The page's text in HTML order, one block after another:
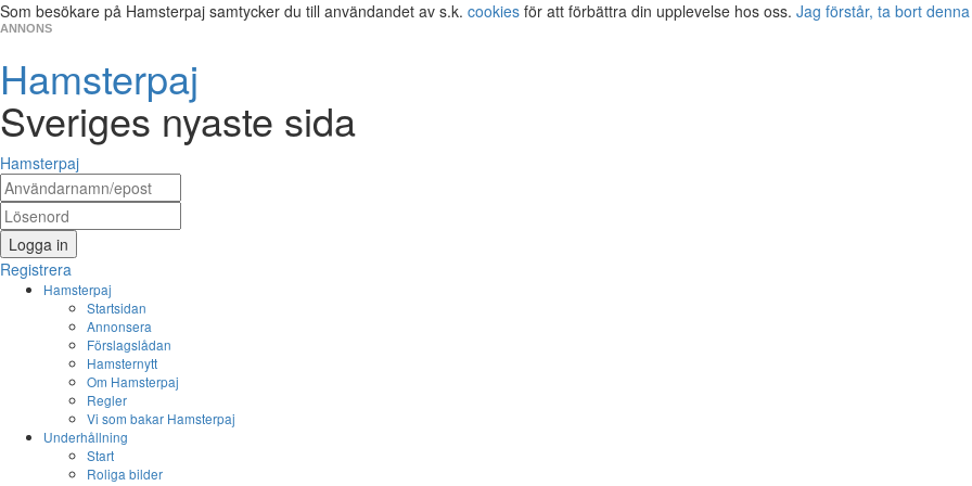
Som besökare på Hamsterpaj samtycker du till användandet av s.k. cookies för att förbättra din upplevelse hos oss. Jag förstår, ta bort
ANNONS
Hamsterpaj
Sveriges nyaste sida
Hamsterpaj
Logga in
Registrera
Hamsterpaj
Startsidan
Annonsera
Förslagslådan
Hamsternytt
Om Hamsterpaj
Regler
Vi som bakar Hamsterpaj
Underhållning
Start
Roliga bilder